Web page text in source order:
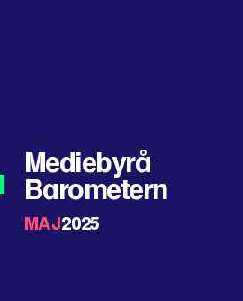
Mediebyrå
Barometern
MAJ2025